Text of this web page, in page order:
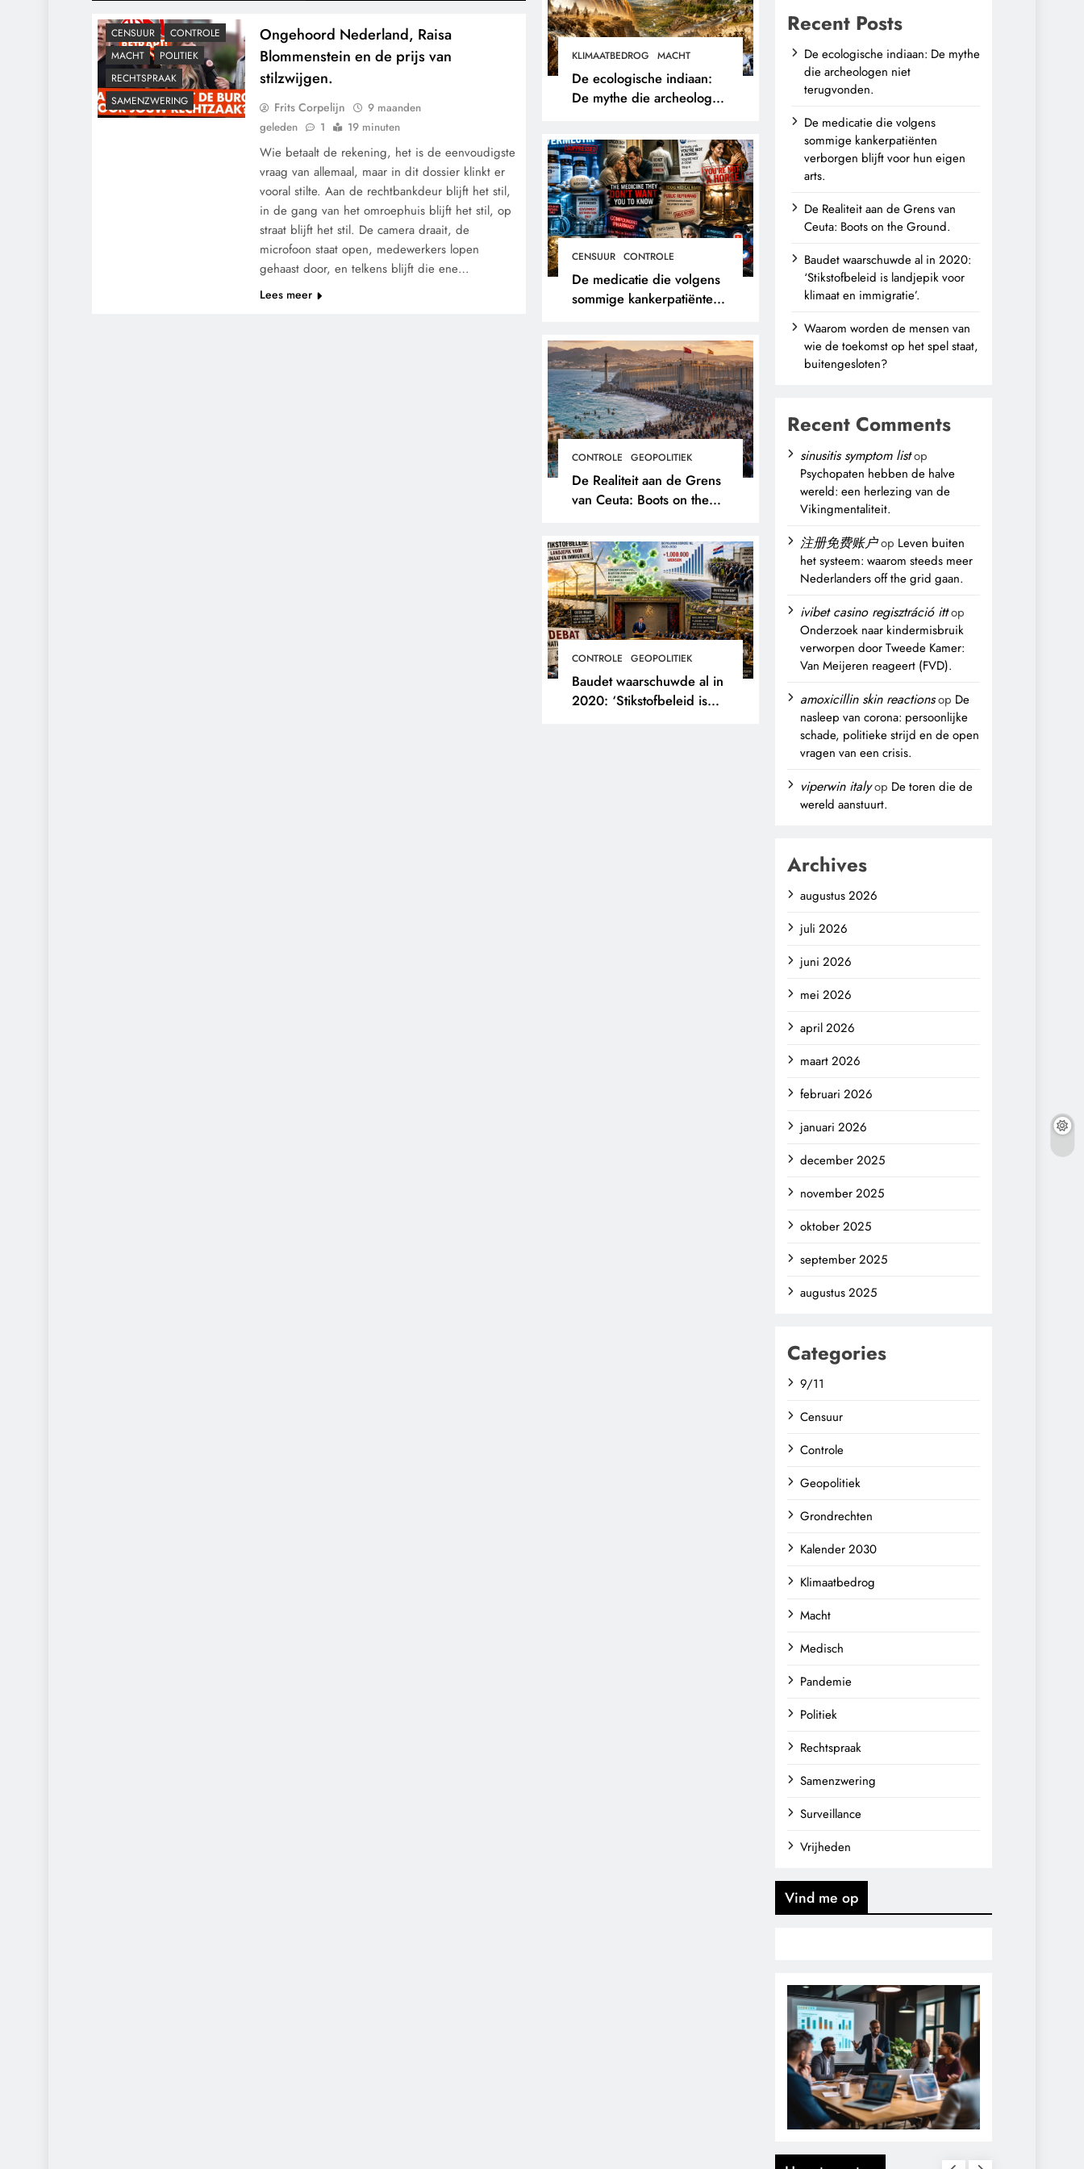
KLIMAATBEDROG MACHT
De ecologische indiaan:
De mythe die archeologen
CENSUUR CONTROLE
De medicatie die volgens
sommige kankerpatiënten
eigen arts.
CONTROLE GEOPOLITIEK
De Realiteit aan de Grens
van Ceuta: Boots on the
CONTROLE GEOPOLITIEK
Baudet waarschuwde al in
2020: ‘Stikstofbeleid is
CENSUUR
CONTROLE
MACHT
POLITIEK
RECHTSPRAAK
SAMENZWERING
Ongehoord Nederland, Raisa
Blommenstein en de prijs van
stilzwijgen.
Frits Corpelijn
9 maanden
geleden
1 19 minuten
Wie betaalt de rekening, het is de eenvoudigste
vraag van allemaal, maar in dit dossier klinkt er
vooral stilte. Aan de rechtbankdeur blijft het stil,
in de gang van het omroephuis blijft het stil, op
straat blijft het stil. De camera draait, de
microfoon staat open, medewerkers lopen
gehaast door, en telkens blijft die ene…
Lees meer
Recent Posts
De ecologische indiaan: De mythe
die archeologen niet
terugvonden.
De medicatie die volgens
sommige kankerpatiënten
verborgen blijft voor hun eigen
arts.
De Realiteit aan de Grens van
Ceuta: Boots on the Ground.
Baudet waarschuwde al in 2020:
‘Stikstofbeleid is landjepik voor
klimaat en immigratie’.
Waarom worden de mensen van
wie de toekomst op het spel staat,
buitengesloten?
Recent Comments
sinusitis symptom listop
Psychopaten hebben de halve
wereld: een herlezing van de
Vikingmentaliteit.
注册免费账户op Leven buiten
het systeem: waarom steeds meer
Nederlanders off the grid gaan.
ivibet casino regisztráció ittop
Onderzoek naar kindermisbruik
verworpen door Tweede Kamer:
Van Meijeren reageert (FVD).
amoxicillin skin reactionsop De
nasleep van corona: persoonlijke
schade, politieke strijd en de open
vragen van een crisis.
viperwin italyop De toren die de
wereld aanstuurt.
Archives
augustus 2026
juli 2026
juni 2026
mei 2026
april 2026
maart 2026
februari 2026
januari 2026
december 2025
november 2025
oktober 2025
september 2025
augustus 2025
Categories
9/11
Censuur
Controle
Geopolitiek
Grondrechten
Kalender 2030
Klimaatbedrog
Macht
Medisch
Pandemie
Politiek
Rechtspraak
Samenzwering
Surveillance
Vrijheden
Vind me op